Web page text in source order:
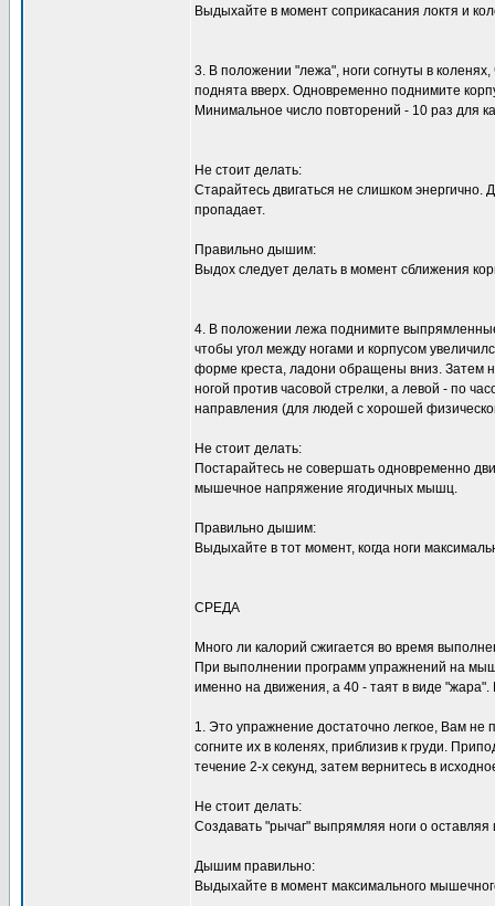
Выдыхайте в момент соприкасания локтя и
3. В положении "лежа", ноги согнуты в
поднята вверх. Одновременно поднимите
Минимальное число повторений - 10 раз для
Не стоит делать:
Старайтесь двигаться не слишком
пропадает.
Правильно дышим:
Выдох следует делать в момент сближения
4. В положении лежа поднимите
чтобы угол между ногами и корпусом
форме креста, ладони обращены вниз. Затем
ногой против часовой стрелки, а левой - по
направления (для людей с хорошей
Не стоит делать:
Постарайтесь не совершать одновременно
мышечное напряжение ягодичных мышц.
Правильно дышим:
Выдыхайте в тот момент, когда ноги
СРЕДА
Много ли калорий сжигается во время
При выполнении программ упражнений на
именно на движения, а 40 - таят в виде
1. Это упражнение достаточно легкое, Вам
согните их в коленях, приблизив к груди.
течение 2-х секунд, затем вернитесь в
Не стоит делать:
Создавать "рычаг" выпрямляя ноги о
Дышим правильно:
Выдыхайте в момент максимального